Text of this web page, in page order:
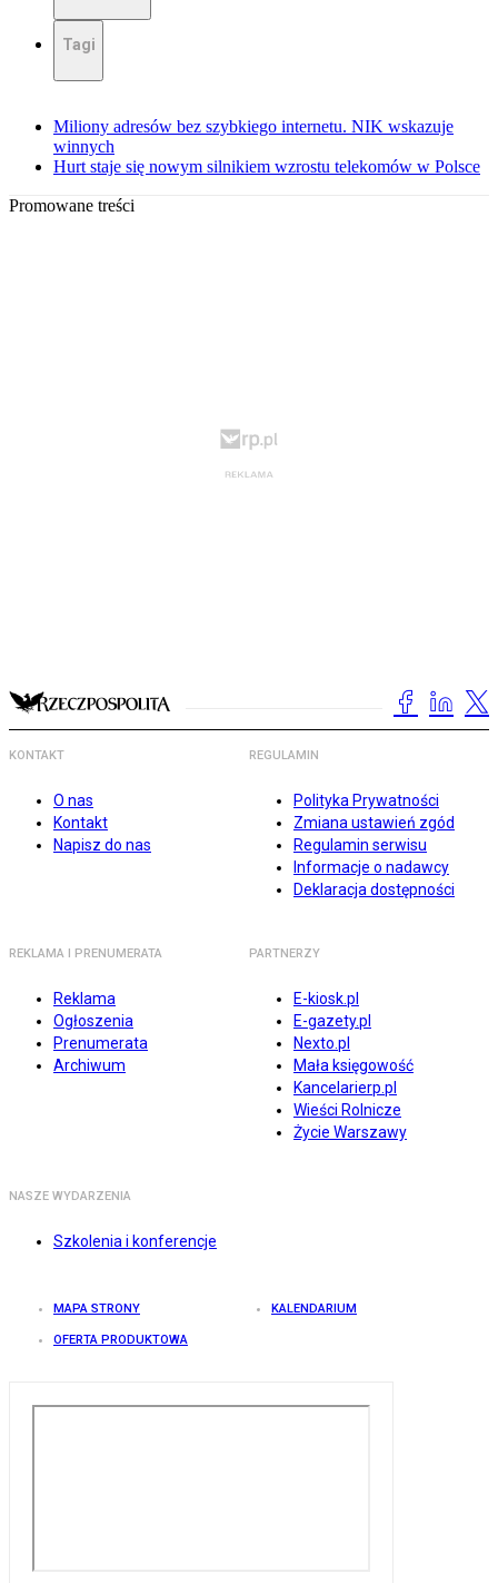
Tagi
Miliony adresów bez szybkiego internetu. NIK wskazuje
winnych
Hurt staje się nowym silnikiem wzrostu telekomów w Polsce
Promowane treści
KONTAKT
O nas
Kontakt
Napisz do nas
REGULAMIN
Polityka Prywatności
Zmiana ustawień zgód
Regulamin serwisu
Informacje o nadawcy
Deklaracja dostępności
REKLAMA I PRENUMERATA
Reklama
Ogłoszenia
Prenumerata
Archiwum
PARTNERZY
E-kiosk.pl
E-gazety.pl
Nexto.pl
Mała księgowość
Kancelarierp.pl
Wieści Rolnicze
Życie Warszawy
NASZE WYDARZENIA
Szkolenia i konferencje
MAPA STRONY KALENDARIUM
OFERTA PRODUKTOWA